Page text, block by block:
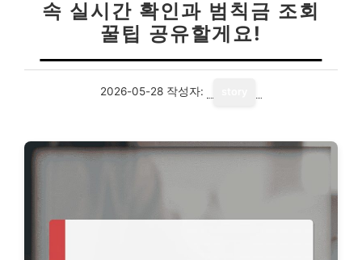
속 실시간 확인과 범칙금 조회
꿀팁 공유할게요!
2026-05-28 작성자: